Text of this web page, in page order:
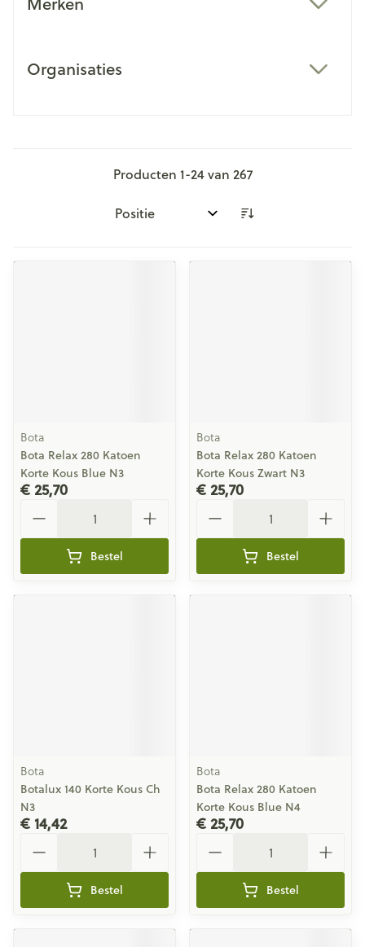
Organisaties
Producten 1-24van 267
Sorteer op:
Bota
Bota Relax 280 Katoen
Korte Kous Blue N3
€ 25,70
Bestel
Bota
Bota Relax 280 Katoen
Korte Kous Zwart N3
€ 25,70
Bestel
Bota
Botalux 140 Korte Kous Ch
N3
€ 14,42
Bestel
Bota
Bota Relax 280 Katoen
Korte Kous Blue N4
€ 25,70
Bestel